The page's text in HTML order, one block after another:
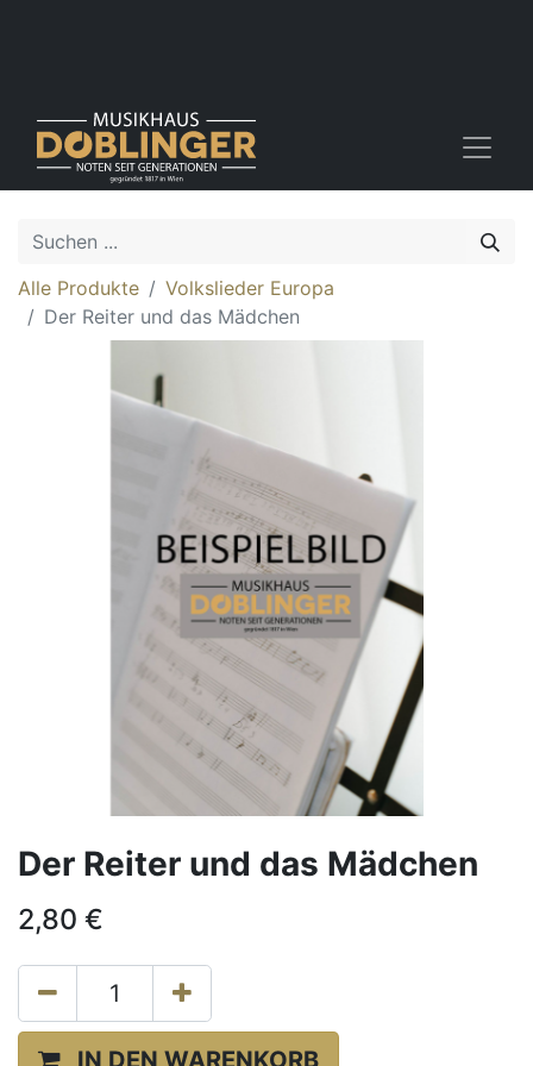
Alle Produkte
Volkslieder Europa
Der Reiter und das Mädchen
Der Reiter und das Mädchen
2,80 €
IN DEN WARENKORB